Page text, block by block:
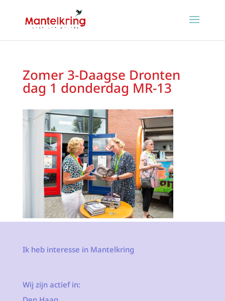
Zomer 3-Daagse Dronten
dag 1 donderdag MR-13
Ik heb interesse in Mantelkring
Wij zijn actief in: